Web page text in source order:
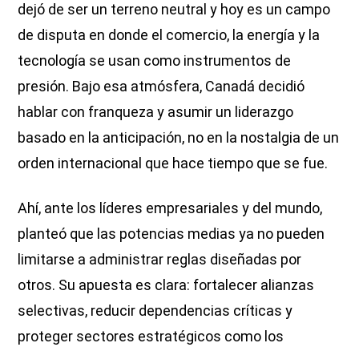
dejó de ser un terreno neutral y hoy es un campo
de disputa en donde el comercio, la energía y la
tecnología se usan como instrumentos de
presión. Bajo esa atmósfera, Canadá decidió
hablar con franqueza y asumir un liderazgo
basado en la anticipación, no en la nostalgia de un
orden internacional que hace tiempo que se fue.
Ahí, ante los líderes empresariales y del mundo,
planteó que las potencias medias ya no pueden
limitarse a administrar reglas diseñadas por
otros. Su apuesta es clara: fortalecer alianzas
selectivas, reducir dependencias críticas y
proteger sectores estratégicos como los